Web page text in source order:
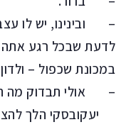
– ובינינו, יש לו
לדעת שבכל רגע אתה
במכונת שכפול –
– אולי תבדוק מה
יעקובסקי הלך